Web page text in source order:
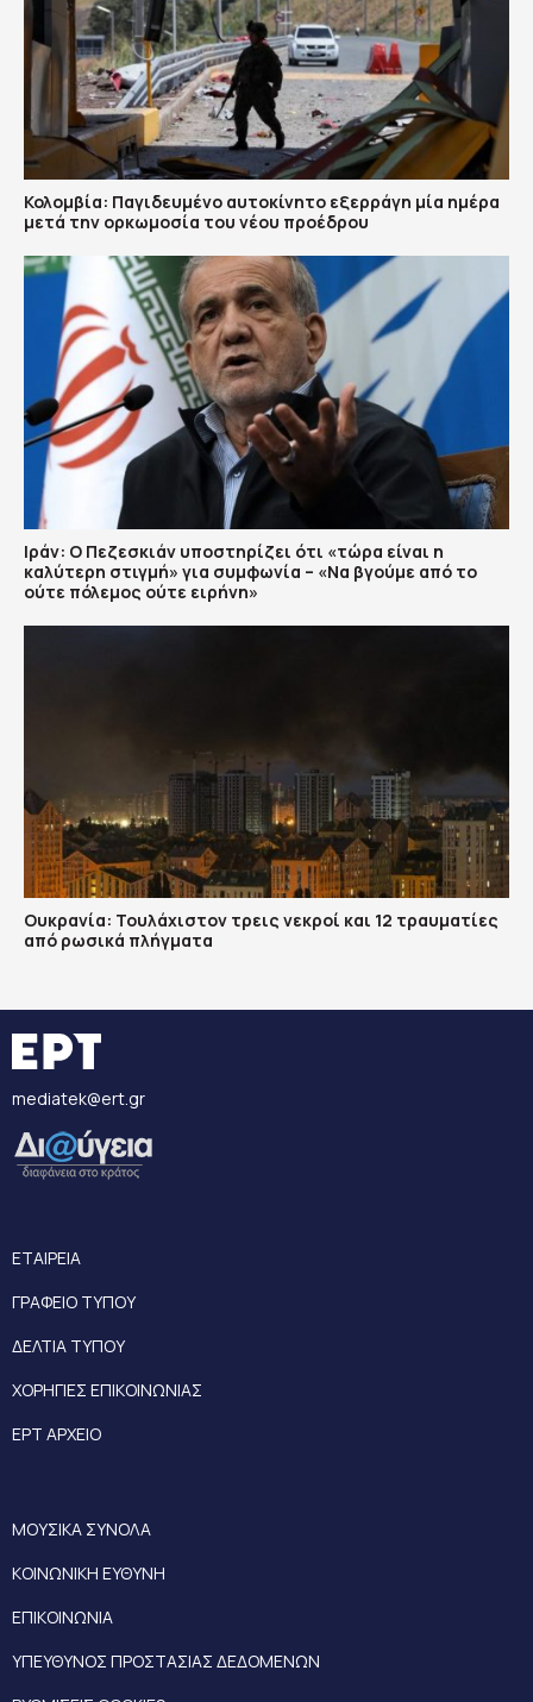
Κολομβία: Παγιδευμένο αυτοκίνητο εξερράγη μία ημέρα
μετά την ορκωμοσία του νέου προέδρου
Ιράν: Ο Πεζεσκιάν υποστηρίζει ότι «τώρα είναι η
καλύτερη στιγμή» για συμφωνία – «Να βγούμε από το
ούτε πόλεμος ούτε ειρήνη»
Ουκρανία: Τουλάχιστον τρεις νεκροί και 12 τραυματίες
από ρωσικά πλήγματα
mediatek@ert.gr
ΕΤΑΙΡΕΙΑ
ΓΡΑΦΕΙΟ ΤΥΠΟΥ
ΔΕΛΤΙΑ ΤΥΠΟΥ
ΧΟΡΗΓΙΕΣ ΕΠΙΚΟΙΝΩΝΙΑΣ
ΕΡΤ ΑΡΧΕΙΟ
ΜΟΥΣΙΚΑ ΣΥΝΟΛΑ
ΚΟΙΝΩΝΙΚΗ ΕΥΘΥΝΗ
ΕΠΙΚΟΙΝΩΝΙΑ
ΥΠΕΥΘΥΝΟΣ ΠΡΟΣΤΑΣΙΑΣ ΔΕΔΟΜΕΝΩΝ